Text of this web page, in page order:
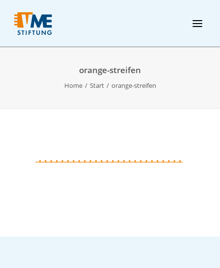
orange-streifen
Home Start orange-streifen